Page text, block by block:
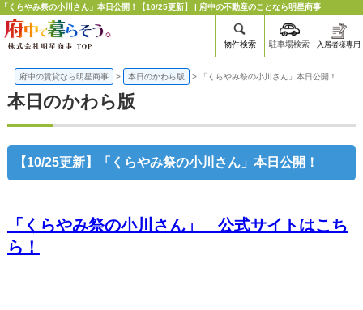
「くらやみ祭の小川さん」本日公開！【10/25更新】 | 府中の不動産のことなら明星商事
物件検索 駐車場検索 入居者様専用
府中の賃貸なら明星商事 > 本日のかわら版 > 「くらやみ祭の小川さん」本日公開！
本日のかわら版
【10/25更新】「くらやみ祭の小川さん」本日公開！
「くらやみ祭の小川さん」 公式サイトはこち
ら！